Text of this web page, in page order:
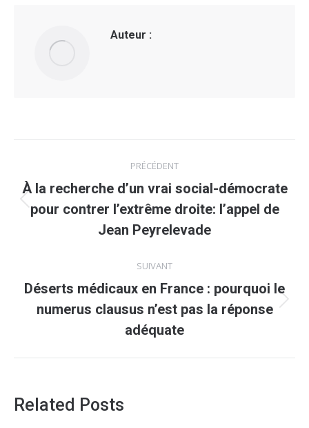
Auteur :
article
PRÉCÉDENT
Article
précédent
À la recherche d’un vrai social-démocrate
pour contrer l’extrême droite: l’appel de
Jean Peyrelevade
SUIVANT
Article
suivant
Déserts médicaux en France : pourquoi le
numerus clausus n’est pas la réponse
adéquate
Related Posts